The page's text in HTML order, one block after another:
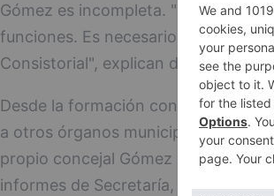
Gómez es incompleta. "No basta
funciones. Es necesario que por
Consistorial", explican desde
Desde la formación consideran que
a otros órganos municipales y a
propio concejal Gómez que se ha
informes de Secretaría, de